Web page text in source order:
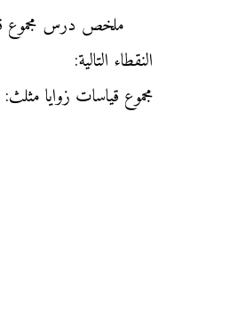
ملخص درس مجموع
النقطاء التالية:
مجموع قياسات زوايا مثلث: